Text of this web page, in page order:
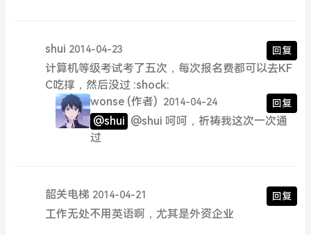
shui 2014-04-23 回复
计算机等级考试考了五次，每次报名费都可以去KF
C吃撑，然后没过 :shock:
wonse (作者) 2014-04-24 回复
@shui @shui 呵呵，祈祷我这次一次通
过
韶关电梯 2014-04-21 回复
工作无处不用英语啊，尤其是外资企业